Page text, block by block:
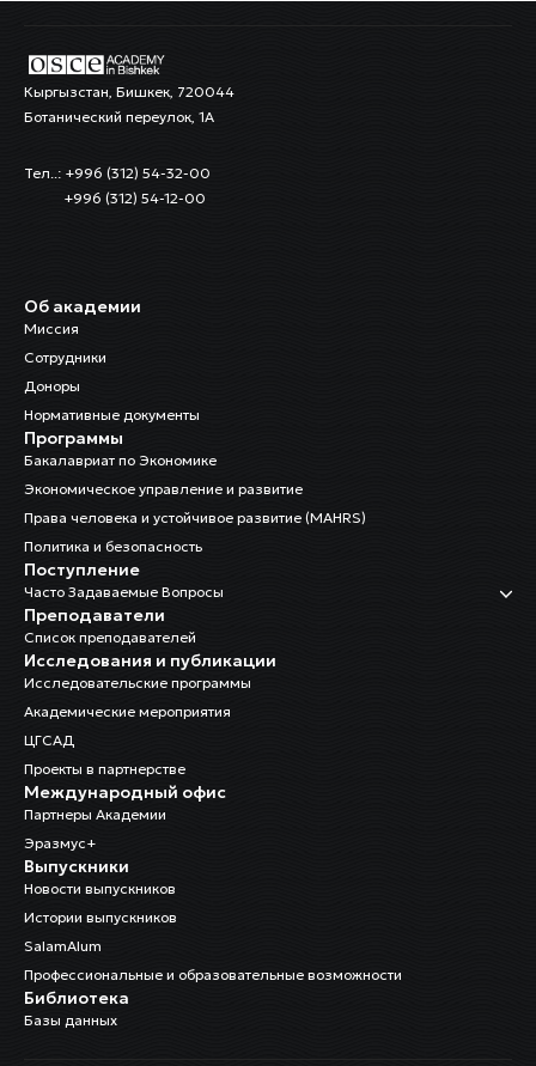
Кыргызстан, Бишкек, 720044
Ботанический переулок, 1А
Тел..: +996 (312) 54-32-00
+996 (312) 54-12-00
Об академии
Миссия
Сотрудники
Доноры
Нормативные документы
Программы
Бакалавриат по Экономике
Экономическое управление и развитие
Права человека и устойчивое развитие (MAHRS)
Политика и безопасность
Поступление
Часто Задаваемые Вопросы
Преподаватели
Список преподавателей
Исследования и публикации
Исследовательские программы
Академические мероприятия
ЦГСАД
Проекты в партнерстве
Международный офис
Партнеры Академии
Эразмус+
Выпускники
Новости выпускников
Истории выпускников
SalamAlum
Профессиональные и образовательные возможности
Библиотека
Базы данных